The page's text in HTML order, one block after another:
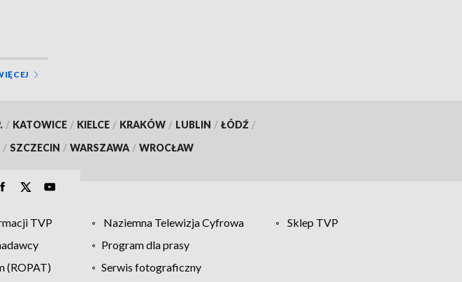
/ KATOWICE / KIELCE / KRAKÓW / LUBLIN / ŁÓDŹ /
/ SZCZECIN / WARSZAWA / WROCŁAW
TVP Naziemna Telewizja Cyfrowa
Sklep TVP
Program dla prasy
(ROPAT) Serwis fotograficzny